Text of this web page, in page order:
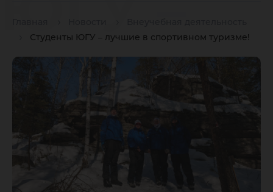
Студенты ЮГУ – лучшие в спортивном туризме!
лучшие